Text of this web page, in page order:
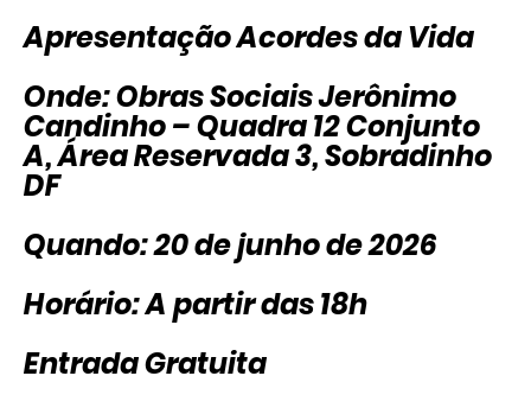
Apresentação Acordes da Vida
Onde: Obras Sociais Jerônimo
Candinho – Quadra 12 Conjunto
A, Área Reservada 3, Sobradinho
DF
Quando: 20 de junho de 2026
Horário: A partir das 18h
Entrada Gratuita